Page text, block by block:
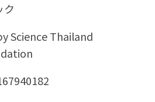
ク
Science Thailand